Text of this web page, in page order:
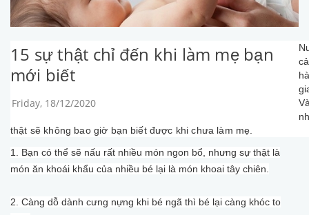
15 sự thật chỉ đến khi làm mẹ bạn
mới biết
Friday, 18/12/2020
thật sẽ không bao giờ bạn biết được khi chưa làm mẹ.
1. Bạn có thể sẽ nấu rất nhiều món ngon bổ, nhưng sự thật là
món ăn khoái khẩu của nhiều bé lại là món khoai tây chiên.
2. Càng dỗ dành cưng nựng khi bé ngã thì bé lại càng khóc to